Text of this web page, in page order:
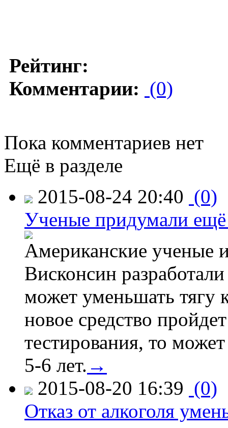
Рейтинг:
Комментарии: (0)
Пока комментариев нет
Ещё в разделе
2015-08-24 20:40 (0)
Ученые придумали ещё
Американские ученые
Висконсин
может уменьшать тягу
новое средство
тестирования, то
5-6 лет. →
2015-08-20 16:39 (0)
Отказ от алкоголя